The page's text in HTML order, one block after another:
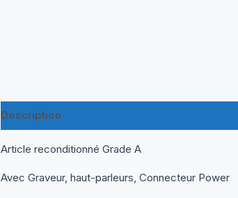
Description
Article reconditionné Grade A
Avec Graveur, haut-parleurs, Connecteur Power